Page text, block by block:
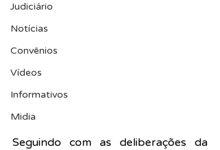
Judiciário
Notícias
Convênios
Vídeos
Informativos
Midia
Seguindo com as deliberações da